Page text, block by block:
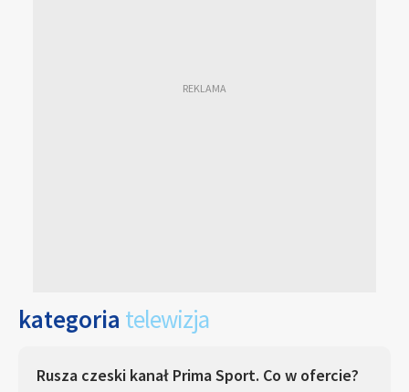
kategoria telewizja
Rusza czeski kanał Prima Sport. Co w ofercie?